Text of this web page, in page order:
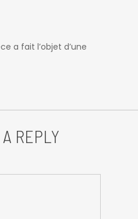
a fait l’objet d’une
REPLY